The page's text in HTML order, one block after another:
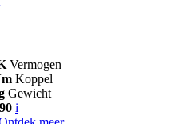
Vermogen
Koppel
Gewicht
i